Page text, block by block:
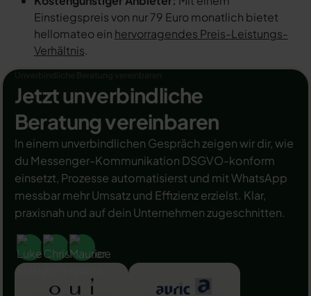
Einstiegspreis von nur 79 Euro monatlich bietet
hellomateo ein hervorragendes Preis-Leistungs-
Verhältnis.
Jetzt unverbindliche
Beratung vereinbaren
In einem unverbindlichen Gespräch zeigen wir dir, wie
du Messenger-Kommunikation DSGVO-konform
einsetzt, Prozesse automatisierst und mit WhatsApp
messbar mehr Umsatz und Effizienz erzielst. Klar,
praxisnah und auf dein Unternehmen zugeschnitten.